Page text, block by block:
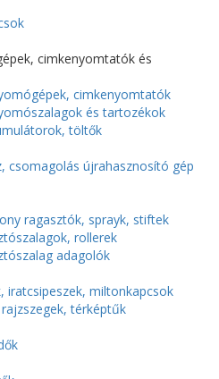
cimkenyomtatók és
cimkenyomtatók
és tartozékok
töltők
csomagolás újrahasznosító gép
ragasztók, sprayk, stiftek
rollerek
adagolók
iratcsipeszek, miltonkapcsok
térképtűk